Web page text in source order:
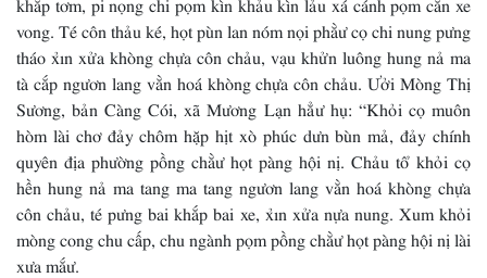
vong. Té côn thảu ké, họt pùn lan nóm nọi phằư cọ chi nung pưng
tháo xỉn xửa khòng chựa côn chảu, vạu khửn luông hung nả ma
tà cắp ngươn lang vằn hoá khòng chựa côn chảu. Ưởi Mòng Thị
Sương, bản Càng Cói, xã Mương Lạn hẳư hụ: “Khỏi cọ muôn
hòm lài chơ đảy chôm hặp hịt xò phúc dưn bùn mả, đảy chính
quyên địa phường pồng chằư họt pàng hội nị. Chảu tổ khỏi cọ
hền hung nả ma tang ma tang ngươn lang vằn hoá khòng chựa
côn chảu, té pưng bai khắp bai xe, xỉn xửa nựa nung. Xum khỏi
mòng cong chu cấp, chu ngành pọm pồng chằư họt pàng hội nị lài
xưa mắư.